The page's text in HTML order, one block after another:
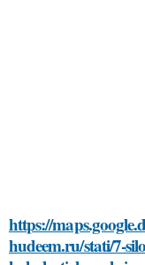
https://
hudeem.ru/stati/7-